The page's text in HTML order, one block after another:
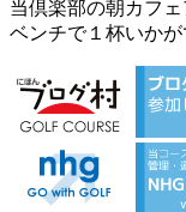
当倶楽部の朝カフ
ベンチで１杯いかが